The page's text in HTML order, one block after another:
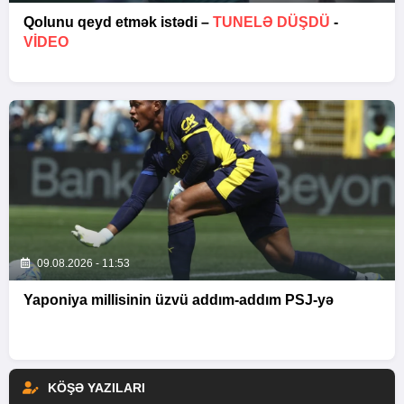
Qolunu qeyd etmək istədi – TUNELƏ DÜŞDÜ -
VİDEO
09.08.2026 - 11:53
Yaponiya millisinin üzvü addım-addım PSJ-yə
KÖŞƏ YAZILARI